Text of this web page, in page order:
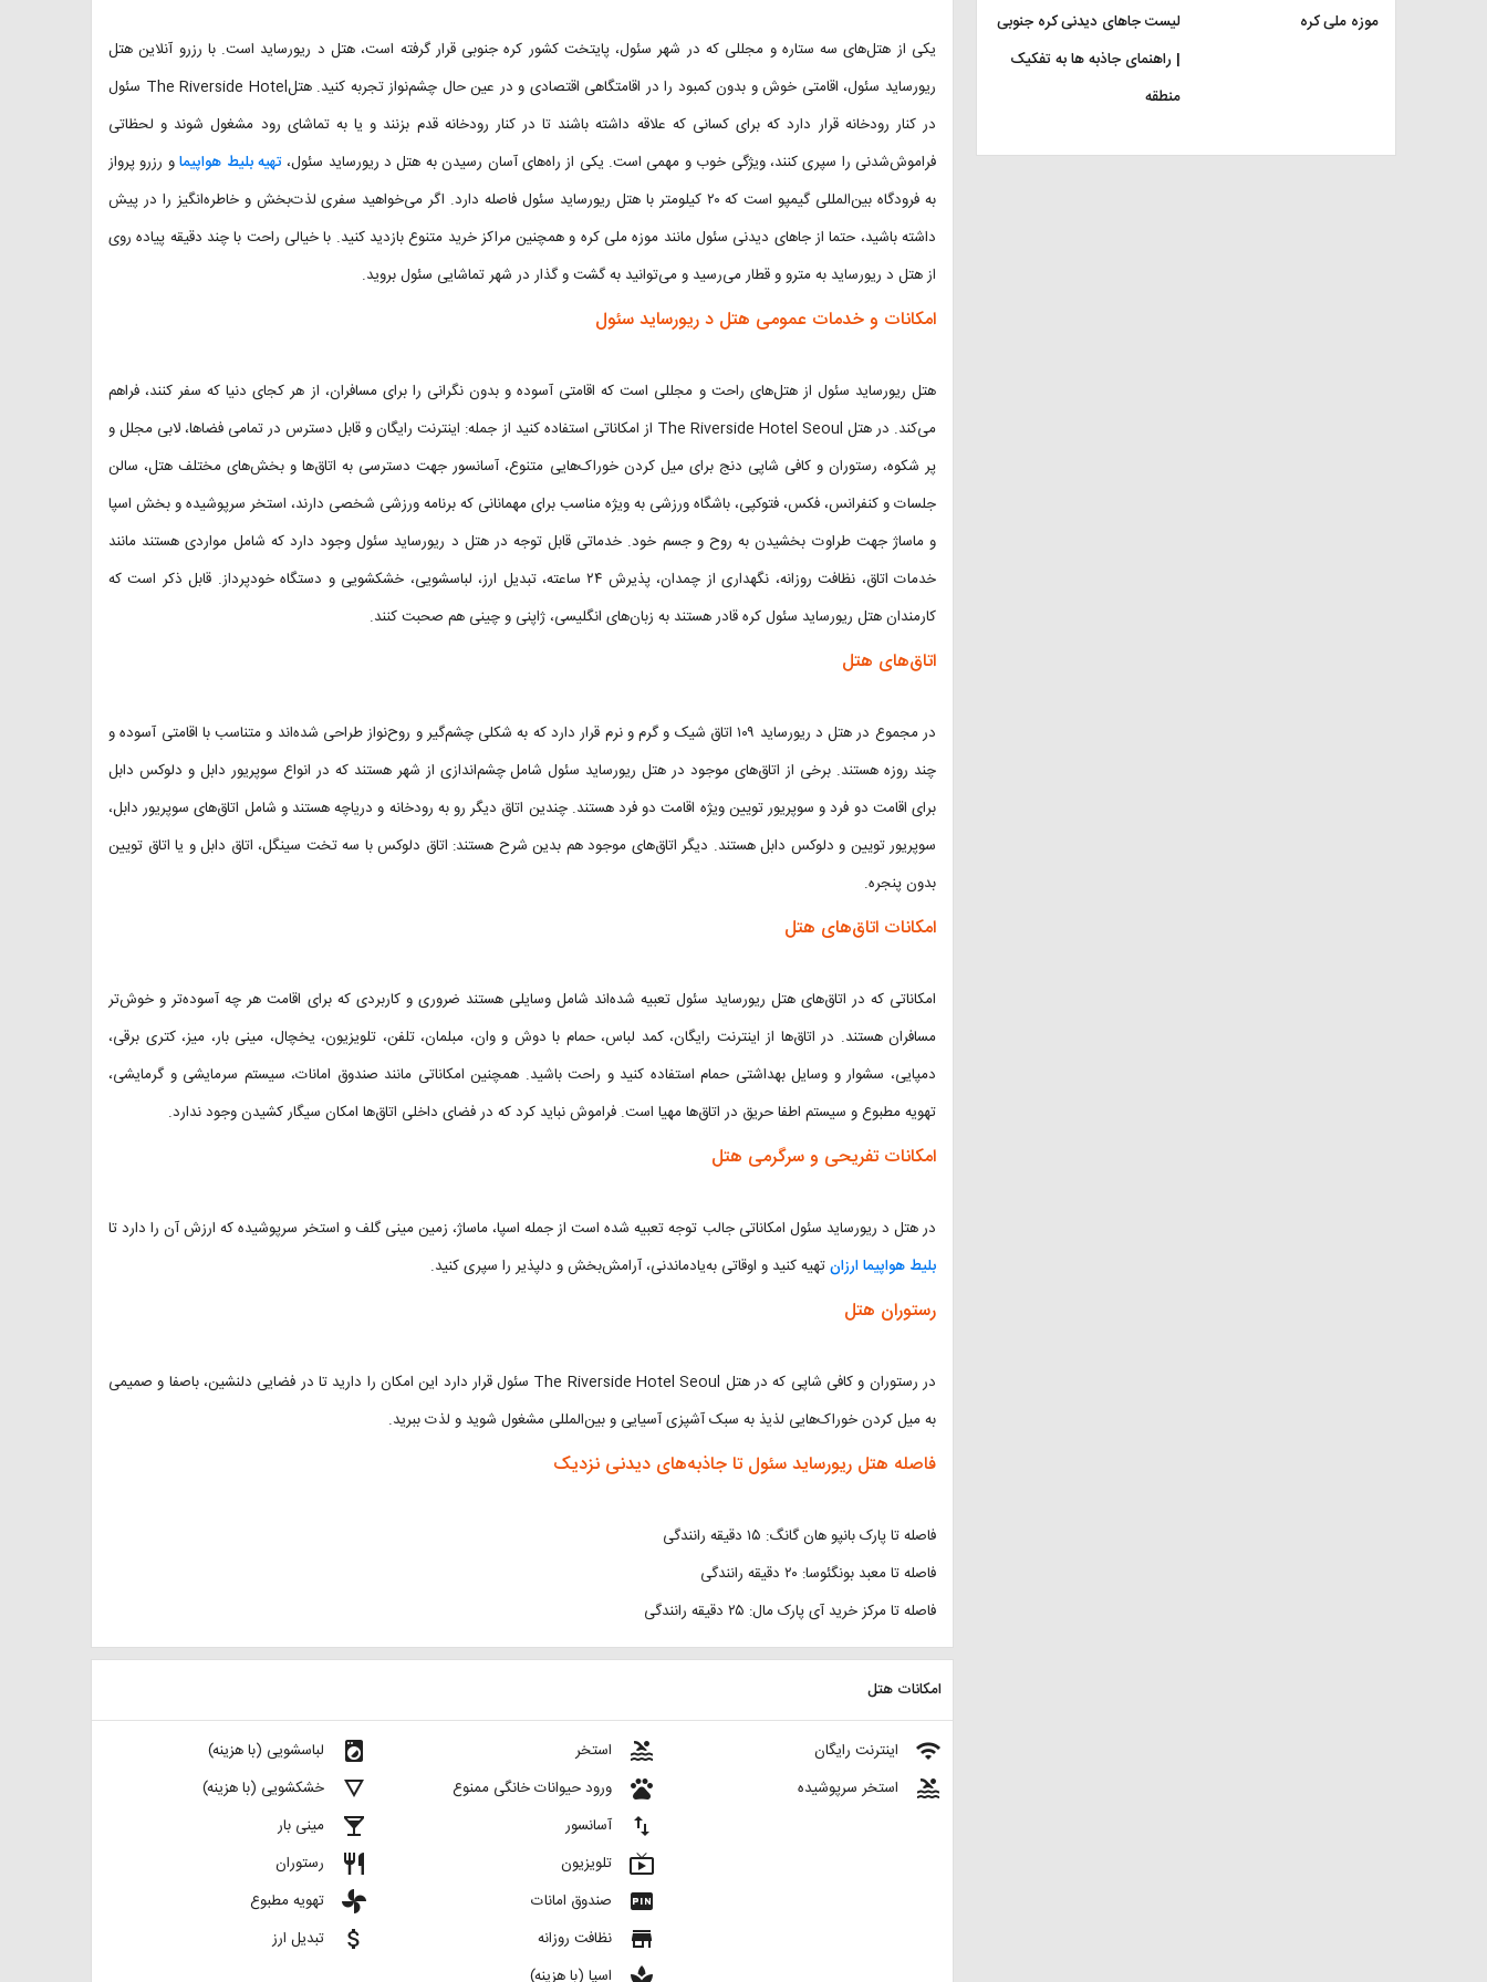
یکی از هتل‌های سه ستاره و مجللی که در شهر سئول، پایتخت کشور کره جنوبی قرار گرفته است، هتل د ریورساید است. با رزرو آنلاین هتل
ریورساید سئول، اقامتی خوش و بدون کمبود را در اقامتگاهی اقتصادی و در عین حال چشم‌نواز تجربه کنید. هتلThe Riverside Hotel سئول
در کنار رودخانه قرار دارد که برای کسانی که علاقه داشته باشند تا در کنار رودخانه قدم بزنند و یا به تماشای رود مشغول شوند و لحظاتی
فراموش‌شدنی را سپری کنند، ویژگی خوب و مهمی است. یکی از راه‌های آسان رسیدن به هتل د ریورساید سئول،‌ تهیه بلیط هواپیماو رزرو پرواز
به فرودگاه بین‌المللی گیمپو است که ۲۰ کیلومتر با هتل ریورساید سئول فاصله دارد. اگر می‌خواهید سفری لذت‌بخش و خاطره‌انگیز را در پیش
داشته‌ باشید، حتما از جاهای دیدنی سئول مانند موزه ملی کره و همچنین مراکز خرید متنوع بازدید کنید. با خیالی راحت با چند دقیقه پیاده روی
از هتل د ریورساید به مترو و قطار می‌رسید و می‌توانید به گشت و گذار در شهر تماشایی سئول بروید.
امکانات و خدمات عمومی هتل د ریورساید سئول
هتل ریورساید سئول از هتل‌های راحت و مجللی است که اقامتی آسوده و بدون نگرانی را برای مسافران، از هر کجای دنیا که سفر کنند، فراهم
می‌کند. در هتل The Riverside Hotel Seoul از امکاناتی استفاده کنید از جمله: اینترنت رایگان و قابل دسترس در تمامی فضاها، لابی مجلل و
پر شکوه، رستوران و کافی شاپی دنج برای میل کردن خوراک‌هایی متنوع، آسانسور جهت دسترسی به اتاق‌ها و بخش‌های مختلف هتل، سالن
جلسات و کنفرانس، فکس، فتوکپی، باشگاه ورزشی به ویژه مناسب برای مهمانانی که برنامه ورزشی شخصی دارند، استخر سرپوشیده و بخش اسپا
و ماساژ جهت طراوت بخشیدن به روح و جسم خود. خدماتی قابل توجه در هتل د ریورساید سئول وجود دارد که شامل مواردی هستند مانند
خدمات اتاق، نظافت روزانه، نگهداری از چمدان، پذیرش ۲۴ ساعته، تبدیل ارز، لباسشویی، خشکشویی و دستگاه خودپرداز. قابل ذکر است که
کارمندان هتل ریورساید سئول کره قادر هستند به زبان‌های انگلیسی، ژاپنی و چینی هم صحبت کنند.
اتاق‌های هتل
در مجموع در هتل د ریورساید ۱۰۹ اتاق شیک و گرم و نرم قرار دارد که به شکلی چشم‌گیر و روح‌نواز طراحی شده‌اند و متناسب با اقامتی آسوده و
چند روزه هستند. برخی از اتاق‌های موجود در هتل ریورساید سئول شامل چشم‌اندازی از شهر هستند که در انواع سوپریور دابل و دلوکس دابل
برای اقامت دو فرد و سوپریور تویین ویژه اقامت دو فرد هستند. چندین اتاق دیگر رو به رودخانه و دریاچه هستند و شامل اتاق‌های سوپریور دابل،
سوپریور تویین و دلوکس دابل هستند. دیگر اتاق‌های موجود هم بدین شرح هستند: اتاق دلوکس با سه تخت سینگل، اتاق دابل و یا اتاق تویین
بدون پنجره.
امکانات اتاق‌های هتل
امکاناتی که در اتاق‌های هتل ریورساید سئول تعبیه شده‌اند شامل وسایلی هستند ضروری و کاربردی که برای اقامت هر چه آسوده‌تر و خوش‌تر
مسافران هستند. در اتاق‌ها از اینترنت رایگان، کمد لباس، حمام با دوش و وان، مبلمان، تلفن، تلویزیون، یخچال، مینی بار، میز، کتری برقی،
دمپایی، سشوار و وسایل بهداشتی حمام استفاده کنید و راحت باشید. همچنین امکاناتی مانند صندوق امانات، سیستم سرمایشی و گرمایشی،
تهویه مطبوع و سیستم اطفا حریق در اتاق‌ها مهیا است. فراموش نباید کرد که در فضای داخلی اتاق‌ها امکان سیگار کشیدن وجود ندارد.
امکانات تفریحی و سرگرمی هتل
در هتل د ریورساید سئول امکاناتی جالب توجه تعبیه شده ‌است از جمله اسپا، ماساژ، زمین مینی گلف و استخر سرپوشیده که ارزش آن را دارد تا
بلیط هواپیما ارزانتهیه کنید و اوقاتی به‌یادماندنی، آرامش‌بخش و دلپذیر را سپری کنید.
رستوران هتل
در رستوران و کافی شاپی که در هتل The Riverside Hotel Seoul سئول قرار دارد این امکان را دارید تا در فضایی دلنشین، باصفا و صمیمی
به میل کردن خوراک‌هایی لذیذ به سبک آشپزی آسیایی و بین‌المللی مشغول شوید و لذت ببرید.
فاصله هتل ریورساید سئول تا جاذبه‌های دیدنی نزدیک
فاصله تا پارک بانپو هان گانگ: ۱۵ دقیقه رانندگی
فاصله تا معبد بونگئوسا: ۲۰ دقیقه رانندگی
فاصله تا مرکز خرید آی پارک مال: ۲۵ دقیقه رانندگی
امکانات هتل
local_laundry_service لباسشویی (با هزینه)
details خشکشویی (با هزینه)
local_bar مینی بار
restaurant رستوران
toys تهویه مطبوع
attach_money تبدیل ارز
pool استخر
pets ورود حیوانات خانگی ممنوع
import_export آسانسور
live_tv تلویزیون
fiber_pin صندوق امانات
store نظافت روزانه
spa اسپا (با هزینه)
wifi اینترنت رایگان
pool استخر سرپوشیده
موزه ملی کره
لیست جاهای دیدنی کره جنوبی
| راهنمای جاذبه ها به تفکیک
منطقه